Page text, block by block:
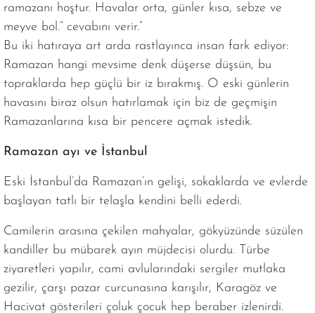
ramazanı hoştur. Havalar orta, günler kısa, sebze ve
meyve bol.” cevabını verir.”
Bu iki hatıraya art arda rastlayınca insan fark ediyor:
Ramazan hangi mevsime denk düşerse düşsün, bu
topraklarda hep güçlü bir iz bırakmış. O eski günlerin
havasını biraz olsun hatırlamak için biz de geçmişin
Ramazanlarına kısa bir pencere açmak istedik.
Ramazan ayı ve İstanbul
Eski İstanbul’da Ramazan’ın gelişi, sokaklarda ve evlerde
başlayan tatlı bir telaşla kendini belli ederdi.
Camilerin arasına çekilen mahyalar, gökyüzünde süzülen
kandiller bu mübarek ayın müjdecisi olurdu. Türbe
ziyaretleri yapılır, cami avlularındaki sergiler mutlaka
gezilir, çarşı pazar curcunasına karışılır, Karagöz ve
Hacivat gösterileri çoluk çocuk hep beraber izlenirdi.